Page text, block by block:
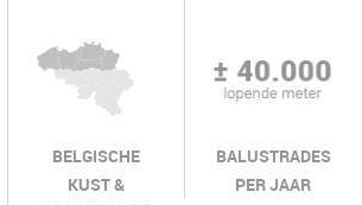
BELGISCHE
KUST &
BALUSTRADES
PER JAAR